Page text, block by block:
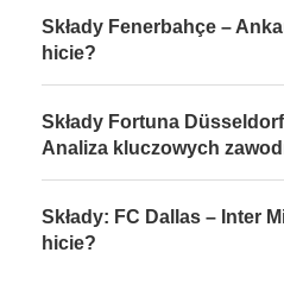
Składy Fenerbahçe –
hicie?
Składy Fortuna
Analiza kluczowych
Składy: FC Dallas – Inter
hicie?